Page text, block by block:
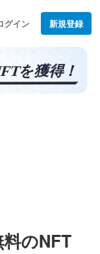
グイン 新規登録
のNFT